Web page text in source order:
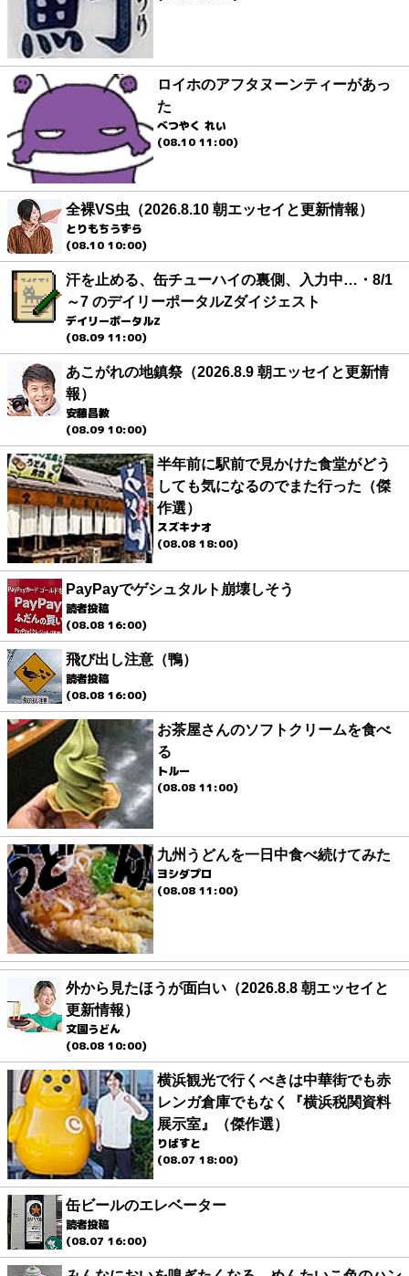
ロイホのアフタヌーンティーがあっ
た
べつやく れい
(08.10 11:00)
全裸VS虫（2026.8.10 朝エッセイと更新情報）
とりもちうずら
(08.10 10:00)
汗を止める、缶チューハイの裏側、入力中…・8/1
～7 のデイリーポータルZダイジェスト
デイリーポータルZ
(08.09 11:00)
あこがれの地鎮祭（2026.8.9 朝エッセイと更新情
報）
安藤昌教
(08.09 10:00)
半年前に駅前で見かけた食堂がどう
しても気になるのでまた行った（傑
作選）
スズキナオ
(08.08 18:00)
PayPayでゲシュタルト崩壊しそう
読者投稿
(08.08 16:00)
飛び出し注意（鴨）
読者投稿
(08.08 16:00)
お茶屋さんのソフトクリームを食べ
る
トルー
(08.08 11:00)
九州うどんを一日中食べ続けてみた
ヨシダプロ
(08.08 11:00)
外から見たほうが面白い（2026.8.8 朝エッセイと
更新情報）
文園うどん
(08.08 10:00)
横浜観光で行くべきは中華街でも赤
レンガ倉庫でもなく『横浜税関資料
展示室』（傑作選）
りばすと
(08.07 18:00)
缶ビールのエレベーター
読者投稿
(08.07 16:00)